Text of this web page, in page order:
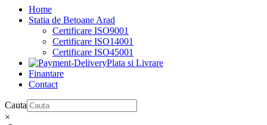
Home
Statia de Betoane Arad
Certificare ISO9001
Certificare ISO14001
Certificare ISO45001
Plata si Livrare
Finantare
Contact
Cauta
×